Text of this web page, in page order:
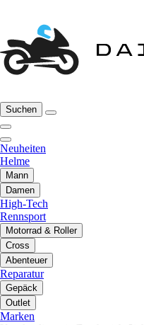
Suchen
Neuheiten
Helme
Mann
Damen
High-Tech
Rennsport
Motorrad & Roller
Cross
Abenteuer
Reparatur
Gepäck
Outlet
Marken